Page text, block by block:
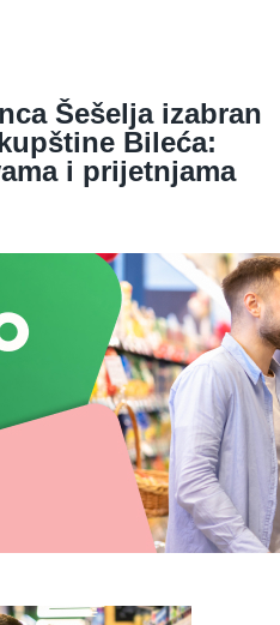
Šešelja izabran
Bileća:
i prijetnjama